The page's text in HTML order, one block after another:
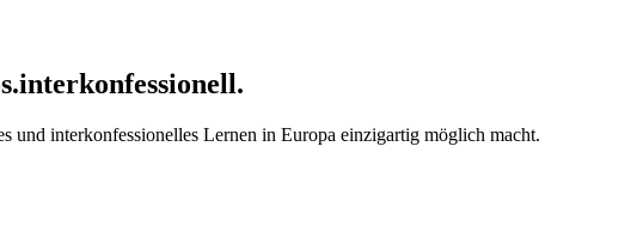
interkonfessionell.
und interkonfessionelles Lernen in Europa einzigartig möglich macht.